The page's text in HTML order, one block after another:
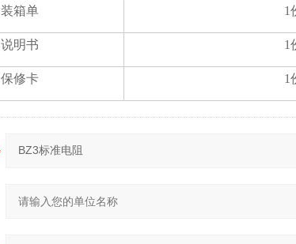
装箱单 1
说明书 1
保修卡 1